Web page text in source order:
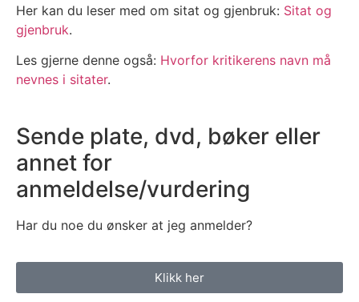
Her kan du leser med om sitat og gjenbruk: Sitat og
gjenbruk.
Les gjerne denne også: Hvorfor kritikerens navn må
nevnes i sitater.
Sende plate, dvd, bøker eller
annet for
anmeldelse/vurdering
Har du noe du ønsker at jeg anmelder?
Klikk her